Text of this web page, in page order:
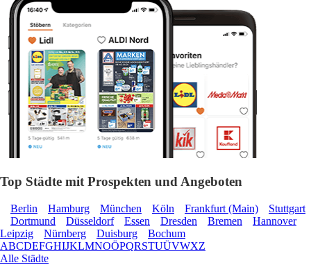
Top Städte mit Prospekten und Angeboten
Berlin Hamburg München Köln Frankfurt (Main)
Stuttgart
Dortmund
Düsseldorf Essen Dresden Bremen
Hannover
Leipzig
Nürnberg Duisburg
Bochum
ABCDEFGHIJKLMNOÖPQRSTUÜVWXZ
Alle Städte